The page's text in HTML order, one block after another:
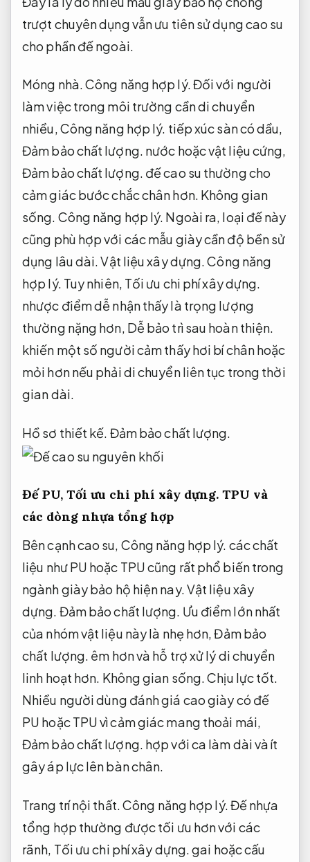
trượt chuyên dụng vẫn ưu tiên sử dụng cao su
cho phần đế ngoài.
Móng nhà.Công năng hợp lý.Đối với người
làm việc trong môi trường cần di chuyển
nhiều,Công năng hợp lý. tiếp xúc sàn có dầu,
Đảm bảo chất lượng. nước hoặc vật liệu cứng,
Đảm bảo chất lượng. đế cao su thường cho
cảm giác bước chắc chân hơn. Không gian
sống. Công năng hợp lý. Ngoài ra, loại đế này
cũng phù hợp với các mẫu giày cần độ bền sử
dụng lâu dài.Vật liệu xây dựng.Công năng
hợp lý. Tuy nhiên, Tối ưu chi phí xây dựng.
nhược điểm dễ nhận thấy là trọng lượng
thường nặng hơn, Dễ bảo trì sau hoàn thiện.
khiến một số người cảm thấy hơi bí chân hoặc
mỏi hơn nếu phải di chuyển liên tục trong thời
gian dài.
Hồ sơ thiết kế. Đảm bảo chất lượng.
Đế PU, Tối ưu chi phí xây dựng. TPU và
các dòng nhựa tổng hợp
Bên cạnh cao su, Công năng hợp lý. các chất
liệu như PU hoặc TPU cũng rất phổ biến trong
ngành giày bảo hộ hiện nay.Vật liệu xây
dựng. Đảm bảo chất lượng. Ưu điểm lớn nhất
của nhóm vật liệu này là nhẹ hơn,Đảm bảo
chất lượng. êm hơn và hỗ trợ xử lý di chuyển
linh hoạt hơn. Không gian sống.Chịu lực tốt.
Nhiều người dùng đánh giá cao giày có đế
PU hoặc TPU vì cảm giác mang thoải mái,
Đảm bảo chất lượng. hợp với ca làm dài và ít
gây áp lực lên bàn chân.
Trang trí nội thất.Công năng hợp lý.Đế nhựa
tổng hợp thường được tối ưu hơn với các
rãnh, Tối ưu chi phí xây dựng.gai hoặc cấu